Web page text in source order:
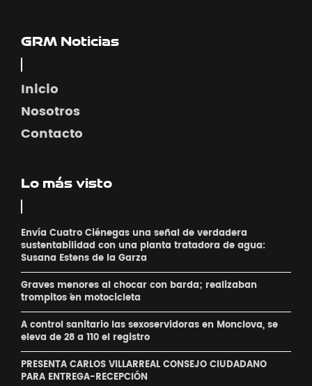
GRM Noticias
Inicio
Nosotros
Contacto
Lo más visto
Envía Cuatro Ciénegas una señal de verdadera
sustentabilidad con una planta tratadora de agua:
Susana Estens de la Garza
Graves menores al chocar con barda; realizaban
´trompitos ´en motocicleta
A control sanitario las sexoservidoras en Monclova, se
eleva de 28 a 110 el registro
PRESENTA CARLOS VILLARREAL CONSEJO CIUDADANO
PARA ENTREGA-RECEPCIÓN